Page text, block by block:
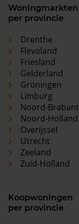
Woningmarkten
per provincie
Drenthe
Flevoland
Friesland
Gelderland
Groningen
Limburg
Noord-Brabant
Noord-Holland
Overijssel
Utrecht
Zeeland
Zuid-Holland
Koopwoningen
per provincie